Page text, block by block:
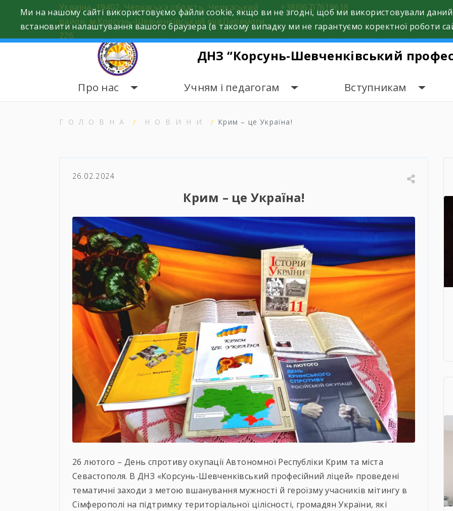
Україна, 19402, Черкаська область, Черкаський
район, м.Корсунь-Шевченківський вул.Перемоги,
226.
+38(067)7619618
ДНЗ “Корсунь-Шевченківський
Про нас Учням і педагогам Вступникам
ГОЛОВНА НОВИНИ Крим – це Україна!
26.02.2024
Крим – це Україна!
26 лютого – День спротиву окупації Автономної Республіки Крим та міста
Севастополя. В ДНЗ «Корсунь-Шевченківський професійний ліцей» проведені
тематичні заходи з метою вшанування мужності й героїзму учасників мітингу в
Сімферополі на підтримку територіальної цілісності, громадян України, які
Ми на нашому сайті використовуємо файли cookie, якщо ви не згодні, щоб ми використовували
встановити налаштування вашого браузера (в такому випадку ми не гарантуємо коректної роботи